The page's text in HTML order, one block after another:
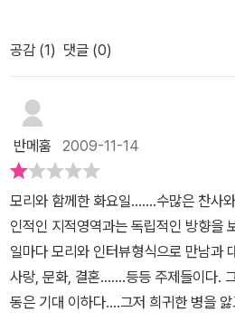
큼 나이를 먹었다는 것일까?어느새 인
닐테지만, 모리 교수의 강의를 들으면서
로 세상을 바라보며 내 인생을 껴안고
지 않으셨어요?''미치, 난 나이 드는 것
나이 먹는 것에 맞서 싸우면, 언제나 불
고 마는것이니까.''죽은 후에 잊혀질까봐
않을 것 같아. 내겐 친밀한 감정을 느끼
랑이란 우리가 이 세상을 뜬 후에도 그
해야만하지.이런 것이 자네 마음을 상
한다는 것을 자넨 너무나 잘 알아.또 어
느끼지 못하게 하네.그러나 그 문화가
지 않으면 굳이 그것을 따르려고 애쓰지
느라 바삐 뛰어다니는 사람들이 너무도
생각하는 일을 하느라 분주할때조차도
은 그들이 엉뚱한 것을 쫓고 있기 때문
려면자기를 사랑해주는 사람들을 위해
체에 헌신하고, 자신에게 생의 의미와
헌신해야 하네.-사랑을 나눠주는 법과
는 오로지 직업적인 관점에서 사고가
인성 테스트를 거쳐서 합격한 사람들만
이 들 정도로 상식 밖의 사람들이었다.
이전에 부모만큼 중요한 위치에 서 있
가가 모리 교수와 화요일마다했던 인생
이 책의 내용을 설명할 순 없다. 단지 그
름답고 애틋한 시간들이었음을 확신할
화요일들. 나는 이 책을 읽으며 존경할
을 발견했다. 그들은 (존경하고 싶은 사
유머를 잃지 않았다는 점이다. 범인들
정신력이다. 불행 속에서도 행복을 찾
공감 (1) 댓글 (0)
반메훔 2009-11-14
모리와 함께한 화요일.......수많은 찬사
인적인 지적영역과는 독립적인 방향을
일마다 모리와 인터뷰형식으로 만남과
사랑, 문화, 결혼.......등등 주제들이다. 그 각 주제들에 대한깊이와감
동은 기대 이하다....그저 희귀한 병을